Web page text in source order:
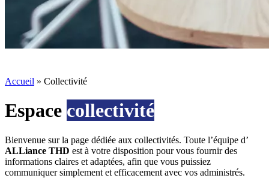
Accueil » Collectivité
Espace collectivité
Bienvenue sur la page dédiée aux collectivités. Toute l’équipe d’
ALLiance THD est à votre disposition pour vous fournir des
informations claires et adaptées, afin que vous puissiez
communiquer simplement et efficacement avec vos administrés.